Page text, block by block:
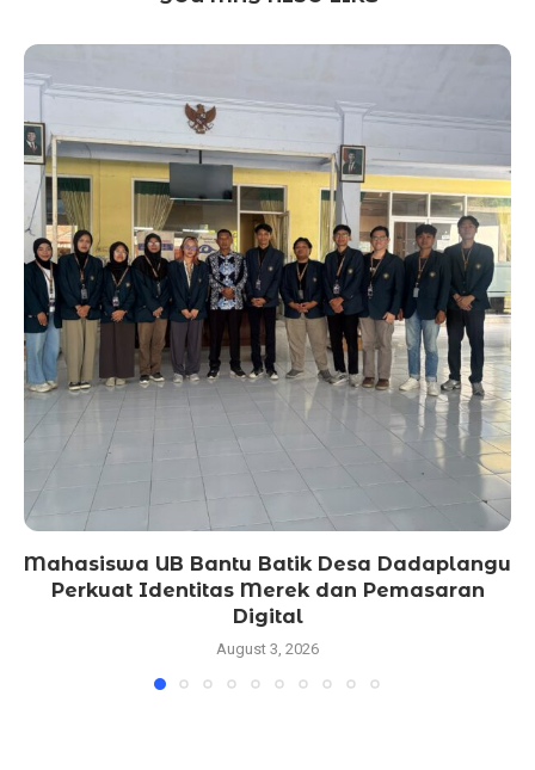
Mahasiswa UB Bantu Batik Desa Dadaplangu
Perkuat Identitas Merek dan Pemasaran
Digital
August 3, 2026